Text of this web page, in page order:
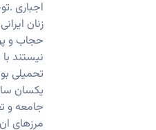
اجباری
زنان
حجاب و
نیستند
تحمیلی
یکسان
جامعه و
مرزهای